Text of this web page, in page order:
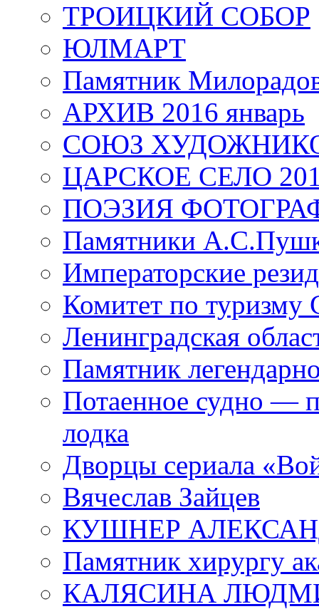
ТРОИЦКИЙ СОБОР
ЮЛМАРТ
Памятник
АРХИВ 2016 январь
СОЮЗ
ЦАРСКОЕ СЕЛО
ПОЭЗИЯ
Памятники
Императорские
Комитет по туризму
Ленинградская
Памятник
Потаенное судно —
лодка
Дворцы сериала
Вячеслав Зайцев
КУШНЕР
Памятник хирургу
КАЛЯСИНА